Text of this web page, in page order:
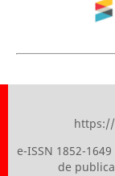
e-ISSN 1852-
de